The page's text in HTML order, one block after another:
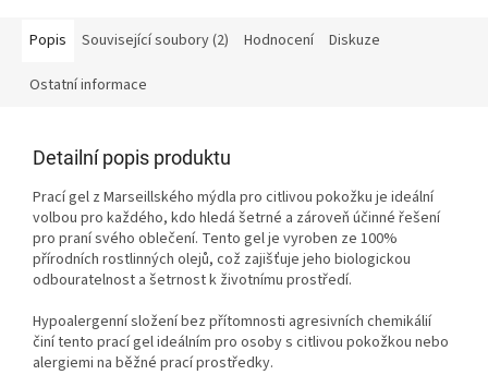
Popis Související soubory (2) Hodnocení Diskuze
Ostatní informace
Detailní popis produktu
Prací gel z Marseillského mýdla pro citlivou pokožku je ideální
volbou pro každého, kdo hledá šetrné a zároveň účinné řešení
pro praní svého oblečení. Tento gel je vyroben ze 100%
přírodních rostlinných olejů, což zajišťuje jeho biologickou
odbouratelnost a šetrnost k životnímu prostředí.
Hypoalergenní složeníbez přítomnosti agresivních chemikálií
činí tento prací gel ideálním pro osoby s citlivou pokožkou nebo
alergiemi na běžné prací prostředky.